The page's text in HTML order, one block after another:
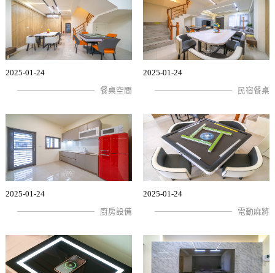
2025-01-24
餐桌空間
2025-01-24
民宿餐桌
2025-01-24
廚房設備
2025-01-24
電動麻將